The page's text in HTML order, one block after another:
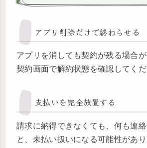
アプリ削除だけで終わらせる
アプリを消しても契約が残る場合
契約画面で解約状態を確認してくだ
支払いを完全放置する
請求に納得できなくても、何も連
と、未払い扱いになる可能性があ